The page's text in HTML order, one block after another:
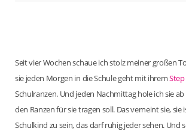
Seit vier Wochen schaue ich stolz meiner großen
sie jeden Morgen in die Schule geht mit ihrem
Schulranzen. Und jeden Nachmittag hole ich sie
den Ranzen für sie tragen soll. Das verneint sie, sie
Schulkind zu sein, das darf ruhig jeder sehen. Und